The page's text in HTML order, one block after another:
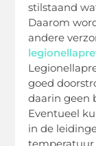
stilstaand
Daarom
andere
goed
daarin geen
Eventueel
in de